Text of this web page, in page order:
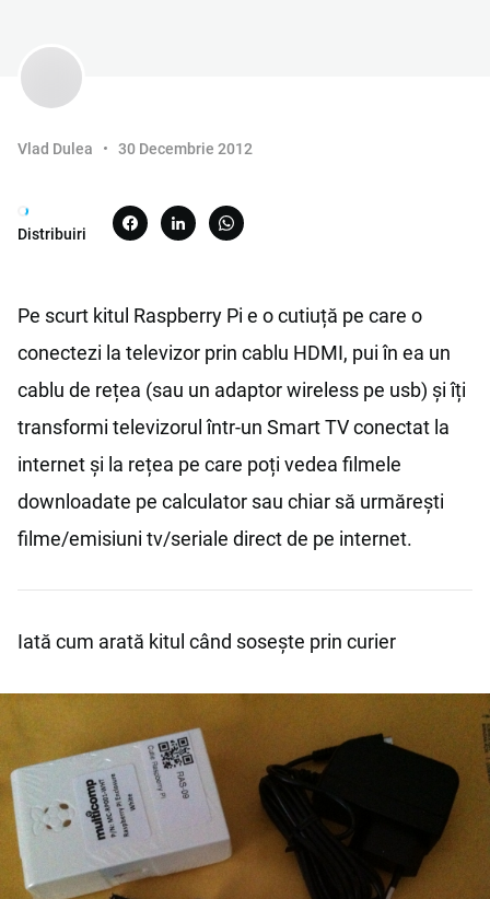
Vlad Dulea 30 Decembrie 2012
Distribuiri
Pe scurt kitul Raspberry Pi e o cutiuță pe care o
conectezi la televizor prin cablu HDMI, pui în ea un
cablu de rețea (sau un adaptor wireless pe usb) și îți
transformi televizorul într-un Smart TV conectat la
internet și la rețea pe care poți vedea filmele
downloadate pe calculator sau chiar să urmărești
filme/emisiuni tv/seriale direct de pe internet.
Iată cum arată kitul când sosește prin curier